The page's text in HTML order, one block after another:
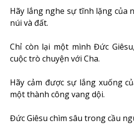
Hãy lắng nghe sự tĩnh lặng của
núi và đất.
Chỉ còn lại một mình Đức
cuộc trò chuyện với Cha.
Hãy cảm được sự lắng xuống
một thành công vang dội.
Đức Giêsu chìm sâu trong cầu